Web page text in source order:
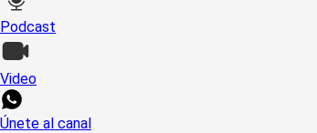
Podcast
Video
Únete al canal